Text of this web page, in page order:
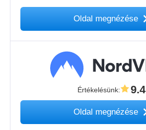
Oldal megnézése
Értékelésünk: 9.4
Oldal megnézése